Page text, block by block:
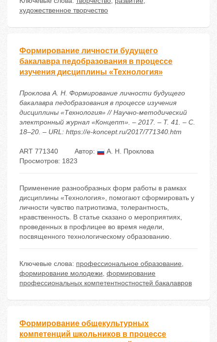
художественное творчество
Формирование личности будущего
бакалавра педобразования в процессе
изучения дисциплины «Технология»
Проклова А. Н. Формирование личности будущего
бакалавра педобразования в процессе изучения
дисциплины «Технология» // Научно-методический
электронный журнал «Концепт». – 2017. – Т. 41. – С.
18–20. – URL: https://e-koncept.ru/2017/771340.htm
ART 771340 Автор:
А. Н. Проклова
Просмотров: 1823
Применение разнообразных форм работы в рамках
дисциплины «Технология», помогают сформировать у
личности чувство патриотизма, толерантность,
нравственность. В статье сказано о мероприятиях,
проведенных в профлицее во время недели,
посвященного технологическому образованию.
Ключевые слова: профессиональное образование,
формирование молодежи, формирование
профессиональных компетентностностей бакалавров
Формирование общекультурных
компетенций школьников в процессе